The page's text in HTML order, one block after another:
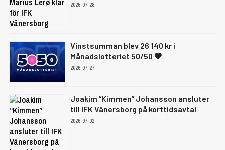
2026-07-28
Vinstsumman blev 26 140 kr i
Månadslotteriet 50/50 💙
2026-07-27
Joakim “Kimmen” Johansson ansluter
till IFK Vänersborg på korttidsavtal
2026-07-02